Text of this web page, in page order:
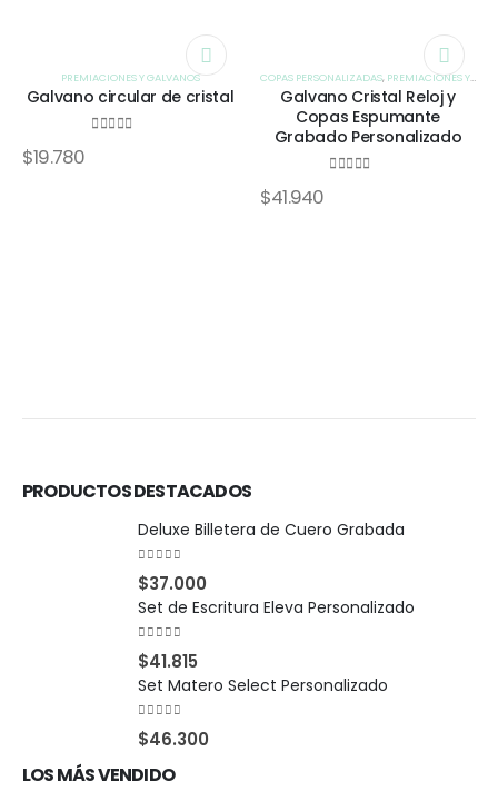
PREMIACIONES Y GALVANOS
Galvano circular de cristal
$19.780
COPAS PERSONALIZADAS, PREMIACIONES Y GALVANOS
Galvano Cristal Reloj y
Copas Espumante
Grabado Personalizado
$41.940
PRODUCTOS DESTACADOS
Deluxe Billetera de Cuero Grabada
$37.000
Set de Escritura Eleva Personalizado
$41.815
Set Matero Select Personalizado
$46.300
LOS MÁS VENDIDO